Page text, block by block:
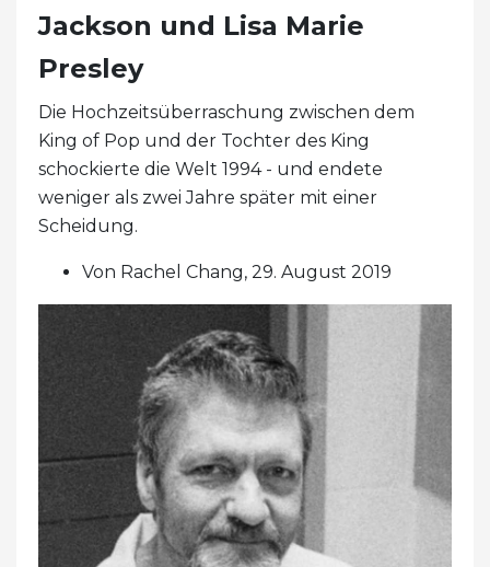
Jackson und Lisa Marie
Presley
Die Hochzeitsüberraschung zwischen dem
King of Pop und der Tochter des King
schockierte die Welt 1994 - und endete
weniger als zwei Jahre später mit einer
Scheidung.
Von Rachel Chang, 29. August 2019